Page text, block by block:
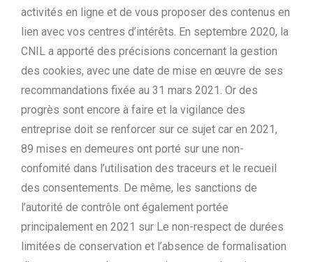
activités en ligne et de vous proposer des contenus en
lien avec vos centres d’intérêts. En septembre 2020, la
CNIL a apporté des précisions concernant la gestion
des cookies, avec une date de mise en œuvre de ses
recommandations fixée au 31 mars 2021. Or des
progrès sont encore à faire et la vigilance des
entreprise doit se renforcer sur ce sujet car en 2021,
89 mises en demeures ont porté sur une non-
confomité dans l’utilisation des traceurs et le recueil
des consentements. De même, les sanctions de
l’autorité de contrôle ont également portée
principalement en 2021 sur Le non-respect de durées
limitées de conservation et l’absence de formalisation